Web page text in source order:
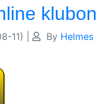
klubon
11) By Helmes